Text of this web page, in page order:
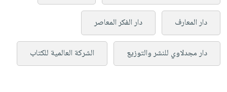
دار المعارف دار الفكر المعاصر
دار مجدلاوي للنشر والتوزيع الشركة العالمية للكتاب